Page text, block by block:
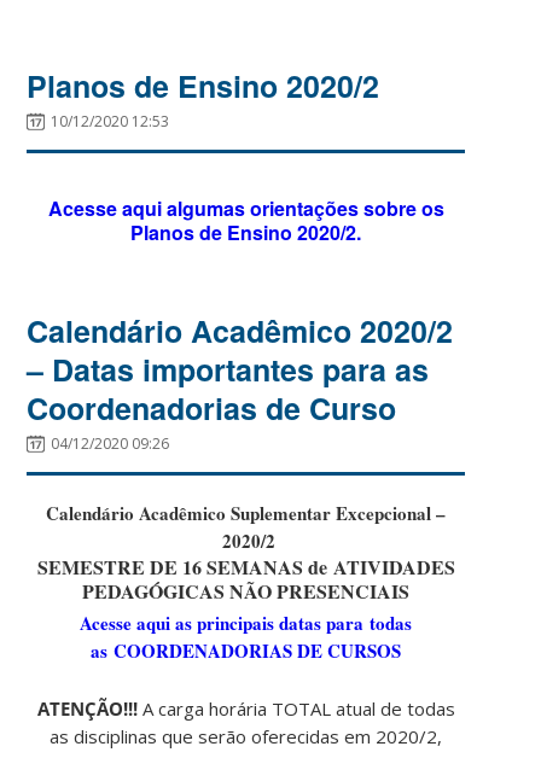
Planos de Ensino 2020/2
10/12/2020 12:53
Acesse aqui algumas orientações sobre os
Planos de Ensino 2020/2.
Calendário Acadêmico 2020/2
– Datas importantes para as
Coordenadorias de Curso
04/12/2020 09:26
Calendário Acadêmico Suplementar Excepcional –
2020/2
SEMESTRE DE 16 SEMANAS de ATIVIDADES
PEDAGÓGICAS NÃO PRESENCIAIS
Acesse aqui as principais datas paratodas
as COORDENADORIAS DE CURSOS
ATENÇÃO!!!A carga horária TOTAL atual de todas
as disciplinas que serão oferecidas em 2020/2,